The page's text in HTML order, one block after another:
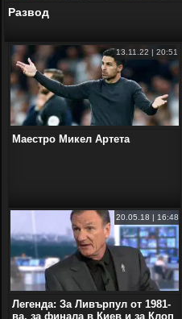
Развод
13.11.22 | 20:51
Маестро Микел Артета
20.05.18 | 16:48
Легенда: За Ливърпул от 1981-
ва, за финала в Киев и за Клоп